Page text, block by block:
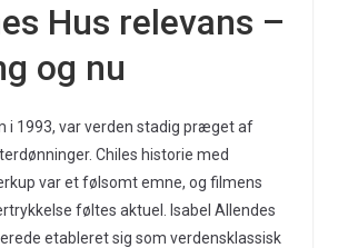
Hus relevans –
og nu
i 1993, var verden stadig præget af
Chiles historie med
var et følsomt emne, og filmens
føltes aktuel. Isabel Allendes
etableret sig som verdensklassisk